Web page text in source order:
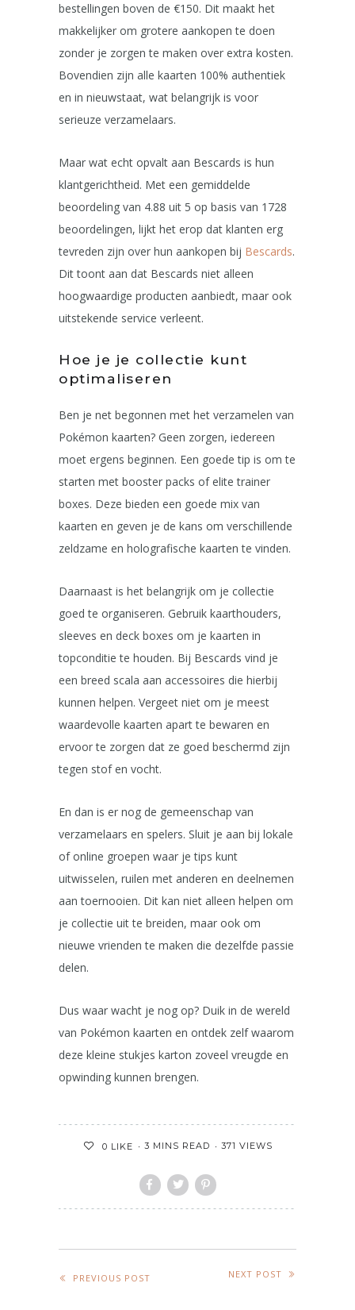
bestellingen boven de €150. Dit maakt het
makkelijker om grotere aankopen te doen
zonder je zorgen te maken over extra kosten.
Bovendien zijn alle kaarten 100% authentiek
en in nieuwstaat, wat belangrijk is voor
serieuze verzamelaars.
Maar wat echt opvalt aan Bescards is hun
klantgerichtheid. Met een gemiddelde
beoordeling van 4.88 uit 5 op basis van 1728
beoordelingen, lijkt het erop dat klanten erg
tevreden zijn over hun aankopen bij Bescards.
Dit toont aan dat Bescards niet alleen
hoogwaardige producten aanbiedt, maar ook
uitstekende service verleent.
Hoe je je collectie kunt
optimaliseren
Ben je net begonnen met het verzamelen van
Pokémon kaarten? Geen zorgen, iedereen
moet ergens beginnen. Een goede tip is om te
starten met booster packs of elite trainer
boxes. Deze bieden een goede mix van
kaarten en geven je de kans om verschillende
zeldzame en holografische kaarten te vinden.
Daarnaast is het belangrijk om je collectie
goed te organiseren. Gebruik kaarthouders,
sleeves en deck boxes om je kaarten in
topconditie te houden. Bij Bescards vind je
een breed scala aan accessoires die hierbij
kunnen helpen. Vergeet niet om je meest
waardevolle kaarten apart te bewaren en
ervoor te zorgen dat ze goed beschermd zijn
tegen stof en vocht.
En dan is er nog de gemeenschap van
verzamelaars en spelers. Sluit je aan bij lokale
of online groepen waar je tips kunt
uitwisselen, ruilen met anderen en deelnemen
aan toernooien. Dit kan niet alleen helpen om
je collectie uit te breiden, maar ook om
nieuwe vrienden te maken die dezelfde passie
delen.
Dus waar wacht je nog op? Duik in de wereld
van Pokémon kaarten en ontdek zelf waarom
deze kleine stukjes karton zoveel vreugde en
opwinding kunnen brengen.
0 LIKE 3 MINS READ 371 VIEWS
PREVIOUS POST NEXT POST